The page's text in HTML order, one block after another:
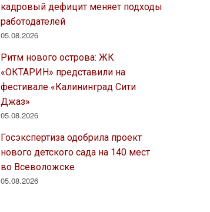
кадровый дефицит меняет подходы
работодателей
05.08.2026
Ритм нового острова: ЖК
«ОКТАРИН» представили на
фестивале «Калининград Сити
Джаз»
05.08.2026
Госэкспертиза одобрила проект
нового детского сада на 140 мест
во Всеволожске
05.08.2026